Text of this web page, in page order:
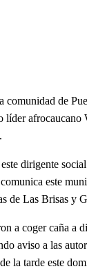
comunidad de
líder afrocaucano
dirigente
este
de Las Brisas y
a coger caña a
aviso a las
la tarde este